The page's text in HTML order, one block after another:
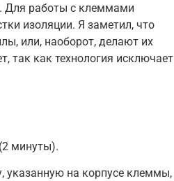
Для работы с клеммами
изоляции. Я заметил, что
или, наоборот, делают их
так как технология исключает
минуты).
указанную на корпусе клеммы,